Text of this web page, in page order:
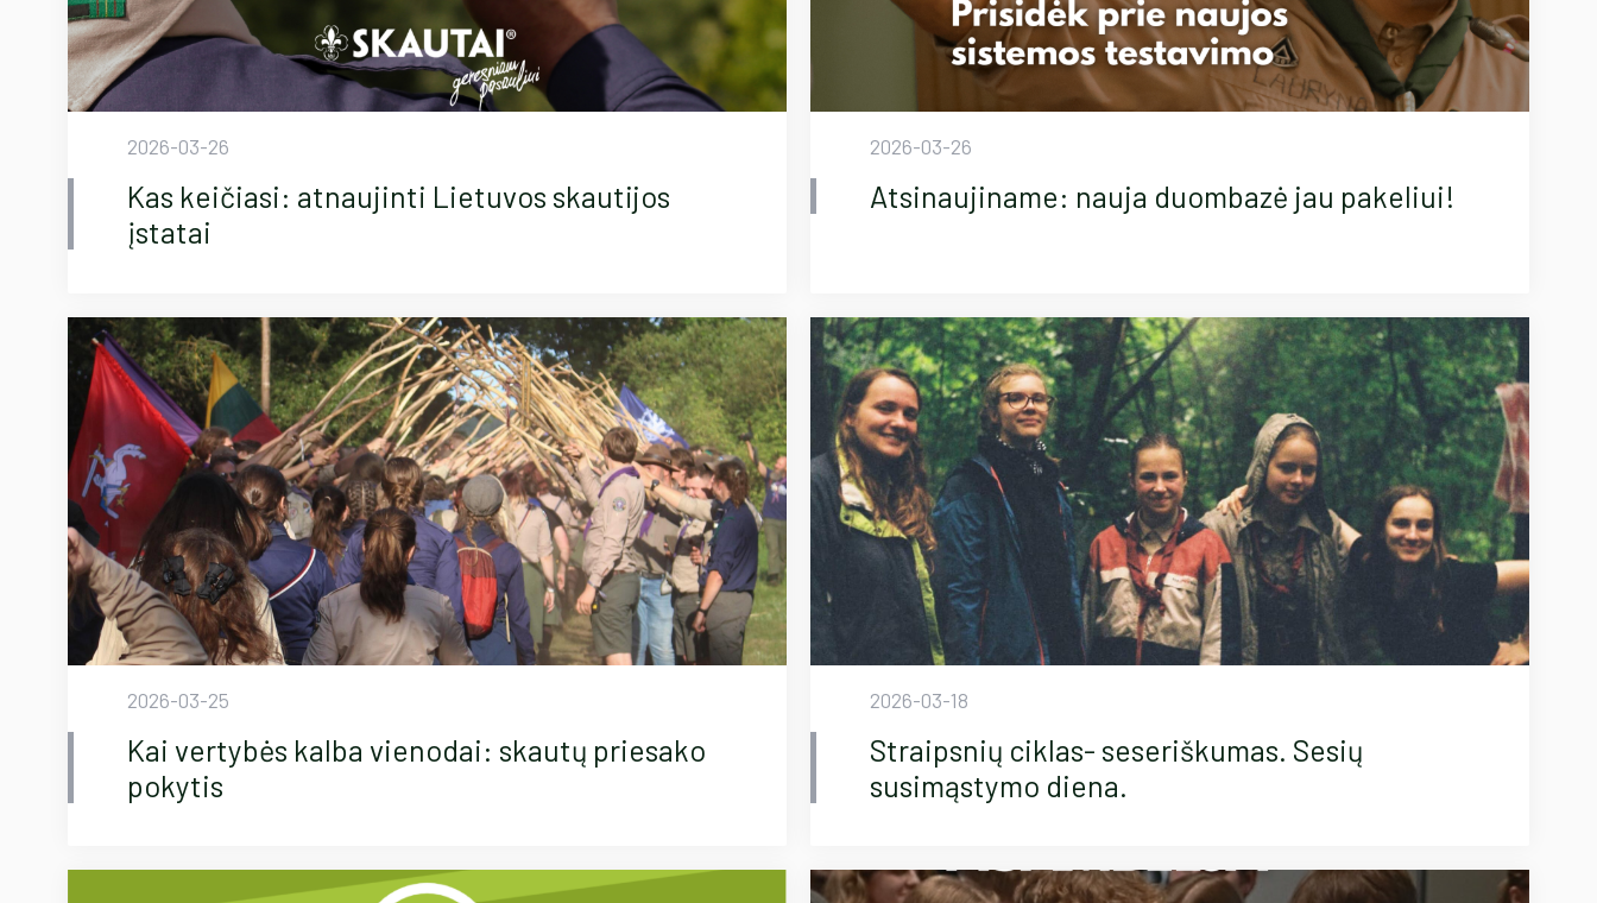
2026-03-26
Kas keičiasi: atnaujinti Lietuvos skautijos
įstatai
2026-03-26
Atsinaujiname: nauja duombazė jau pakeliui!
2026-03-25
Kai vertybės kalba vienodai: skautų priesako
pokytis
2026-03-18
Straipsnių ciklas- seseriškumas. Sesių
susimąstymo diena.